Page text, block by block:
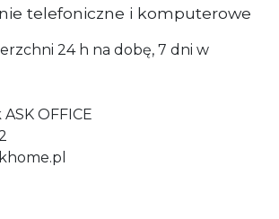
telefoniczne i komputerowe
24 h na dobę, 7 dni w
OFFICE